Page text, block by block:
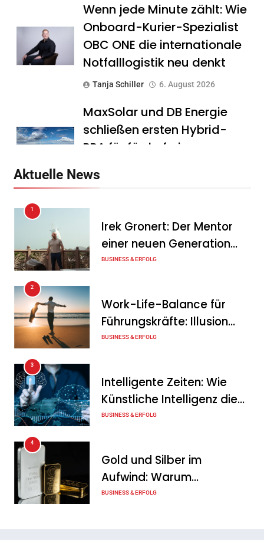
Wenn jede Minute zählt: Wie
Onboard-Kurier-Spezialist
OBC ONE die internationale
Notfalllogistik neu denkt
Tanja Schiller 6. August 2026
MaxSolar und DB Energie
schließen ersten Hybrid-
PPA für förderfreie
Tanja Schiller
Geschäftsverlauf im
zweiten Quartal
Intersolar-Trend 2026:
Warum Batteriespeicher
zum wichtigsten Baustein
der Energiewende werden
Aktuelle News
1
Irek Gronert: Der Mentor
einer neuen Generation
von Unternehmern
BUSINESS & ERFOLG
2
Work-Life-Balance für
Führungskräfte: Illusion
oder echte Chance?
BUSINESS & ERFOLG
3
Intelligente Zeiten: Wie
Künstliche Intelligenz die
Geschäftswelt verändert
BUSINESS & ERFOLG
4
Gold und Silber im
Aufwind: Warum
Edelmetalle als sicherer
BUSINESS & ERFOLG